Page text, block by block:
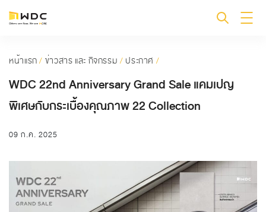
หน้าแรก/ ข่าวสาร และ กิจกรรม / ประกาศ /
WDC 22nd Anniversary Grand Sale แคมเปญ
พิเศษกับกระเบื้องคุณภาพ 22 Collection
09 ก.ค. 2025